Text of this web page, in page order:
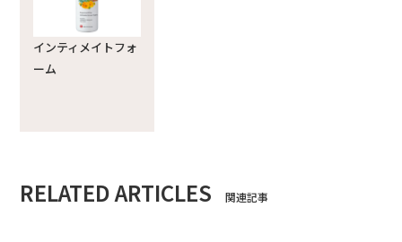
インティメイトフォ
ーム
RELATED ARTICLES 関連記事